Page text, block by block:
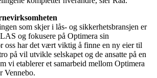
som skjer i lås- og sikkerhetsbransjen er
og fokusere på Optimera sin
oss har det vært viktig å finne en ny eier til
på vil utvikle selskapet og de ansatte på en
vi etablerer et samarbeid mellom Optimera
Vennebo.